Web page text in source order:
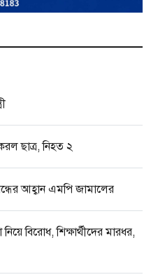
ছাত্র, নিহত ২
আহ্বান এমপি জামালের
বিরোধ, শিক্ষার্থীদের মারধর,